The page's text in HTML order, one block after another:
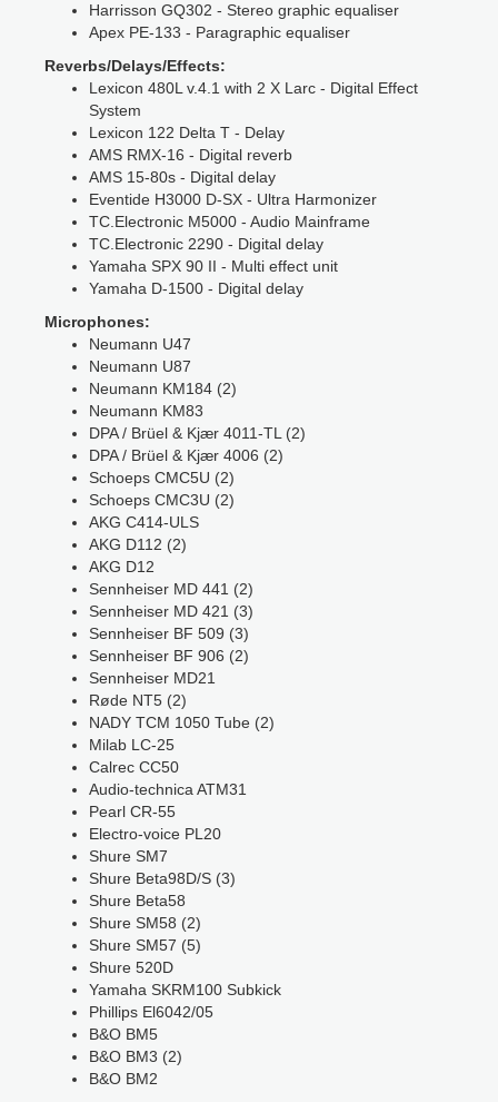
Harrisson GQ302 - Stereo graphic equaliser
Apex PE-133 - Paragraphic equaliser
Reverbs/Delays/Effects:
Lexicon 480L v.4.1 with 2 X Larc - Digital Effect
System
Lexicon 122 Delta T - Delay
AMS RMX-16 - Digital reverb
AMS 15-80s - Digital delay
Eventide H3000 D-SX - Ultra Harmonizer
TC.Electronic M5000 - Audio Mainframe
TC.Electronic 2290 - Digital delay
Yamaha SPX 90 II - Multi effect unit
Yamaha D-1500 - Digital delay
Microphones:
Neumann U47
Neumann U87
Neumann KM184 (2)
Neumann KM83
DPA / Brüel & Kjær 4011-TL (2)
DPA / Brüel & Kjær 4006 (2)
Schoeps CMC5U (2)
Schoeps CMC3U (2)
AKG C414-ULS
AKG D112 (2)
AKG D12
Sennheiser MD 441 (2)
Sennheiser MD 421 (3)
Sennheiser BF 509 (3)
Sennheiser BF 906 (2)
Sennheiser MD21
Røde NT5 (2)
NADY TCM 1050 Tube (2)
Milab LC-25
Calrec CC50
Audio-technica ATM31
Pearl CR-55
Electro-voice PL20
Shure SM7
Shure Beta98D/S (3)
Shure Beta58
Shure SM58 (2)
Shure SM57 (5)
Shure 520D
Yamaha SKRM100 Subkick
Phillips El6042/05
B&O BM5
B&O BM3 (2)
B&O BM2